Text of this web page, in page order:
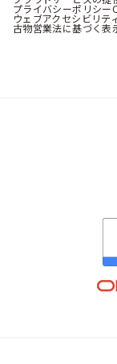
プライバシーポリシー
ウェブアクセシビリテ
古物営業法に基づく表